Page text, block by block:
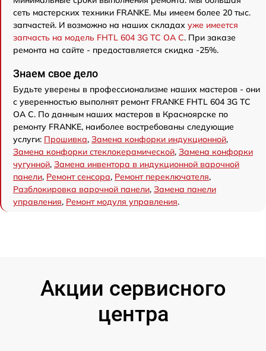
сеть мастерских техники FRANKE. Мы имеем более 20 тыс.
запчастей. И возможно на наших складах уже имеется
запчасть на модель FHTL 604 3G TC OA C. При заказе
ремонта на сайте - предоставляется скидка -25%.
Знаем свое дело
Будьте уверены в профессионализме наших мастеров - они
с уверенностью выполнят ремонт FRANKE FHTL 604 3G TC
OA C. По данным наших мастеров в Красноярске по
ремонту FRANKE, наиболее востребованы следующие
услуги: Прошивка, Замена конфорки индукционной,
Замена конфорки стеклокерамической, Замена конфорки
чугунной, Замена инвентора в индукционной варочной
панели, Ремонт сенсора, Ремонт переключателя,
Разблокировка варочной панели, Замена панели
управления, Ремонт модуля управления.
Акции сервисного
центра